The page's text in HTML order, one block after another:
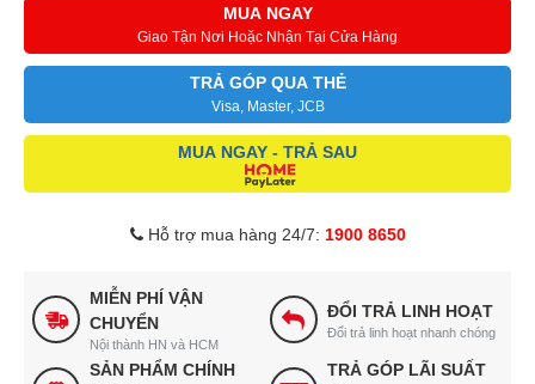
MUA NGAY
Giao Tận Nơi Hoặc Nhận Tại Cửa Hàng
TRẢ GÓP QUA THẺ
Visa, Master, JCB
MUA NGAY - TRẢ SAU
Hỗ trợ mua hàng 24/7: 1900 8650
MIỄN PHÍ VẬN
CHUYỂN
Nội thành HN và HCM
ĐỔI TRẢ LINH HOẠT
Đổi trả linh hoạt nhanh chóng
SẢN PHẨM CHÍNH
TRẢ GÓP LÃI SUẤT